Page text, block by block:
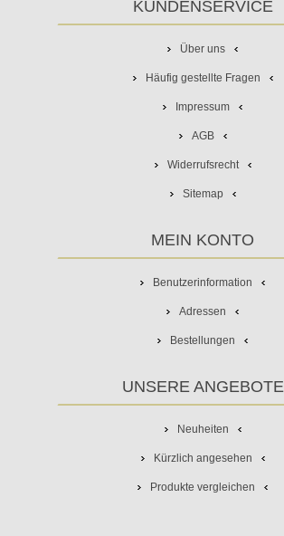
KUNDENSERVICE
Über uns
Häufig gestellte Fragen
Impressum
AGB
Widerrufsrecht
Sitemap
MEIN KONTO
Benutzerinformation
Adressen
Bestellungen
UNSERE ANGEBOTE
Neuheiten
Kürzlich angesehen
Produkte vergleichen